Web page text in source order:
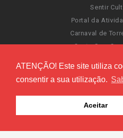
ATENÇÃO! Este site utiliza
consentir a sua utilização.
Aceitar
Sentir
Portal da
Carnaval de
Santa Cruz